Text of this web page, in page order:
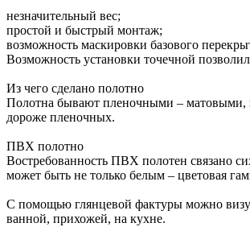
незначительный вес;
простой и быстрый монтаж;
возможность маскировки базового
Возможность установки точечной
Из чего сделано полотно
Полотна бывают пленочными – матовыми,
дороже пленочных.
ПВХ полотно
Востребованность ПВХ полотен связано
может быть не только белым – цветовая
С помощью глянцевой фактуры можно
ванной, прихожей, на кухне.